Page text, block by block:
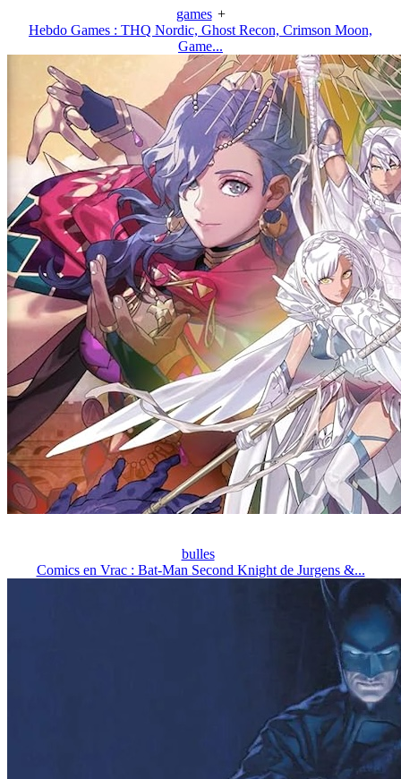
games +
Hebdo Games : THQ Nordic, Ghost Recon, Crimson Moon,
Game...
bulles
Comics en Vrac : Bat-Man Second Knight de Jurgens &...